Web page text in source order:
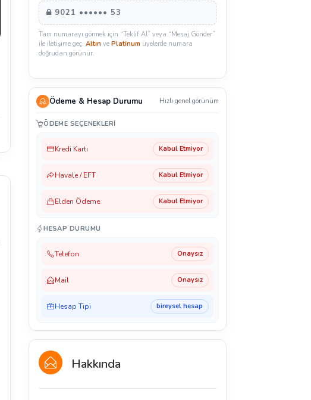
9021 •••••• 53
Tam numarayı görmek için “Teklif Al” veya “Mesaj Gönder”
ile iletişime geç. Altınve Platinumüyelerde numara
doğrudan görünür.
Ödeme & Hesap Durumu Hızlı genel görünüm
ÖDEME SEÇENEKLERI
Kredi Kartı Kabul Etmiyor
Havale / EFT Kabul Etmiyor
Elden Ödeme Kabul Etmiyor
HESAP DURUMU
Telefon Onaysız
Mail Onaysız
Hesap Tipi bireysel hesap
Hakkında